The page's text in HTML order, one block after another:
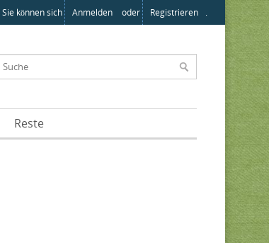
Sie können sich Anmelden oder Registrieren .
Reste